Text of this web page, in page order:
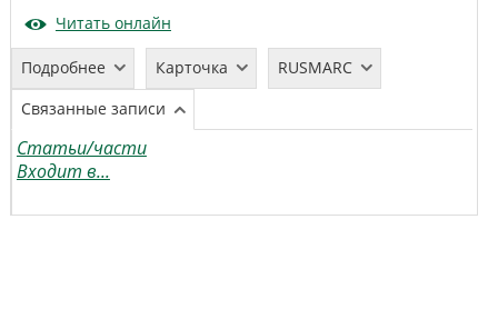
Читать онлайн
Подробнее Карточка
RUSMARC
Связанные записи
Статьи/части
Входит в...